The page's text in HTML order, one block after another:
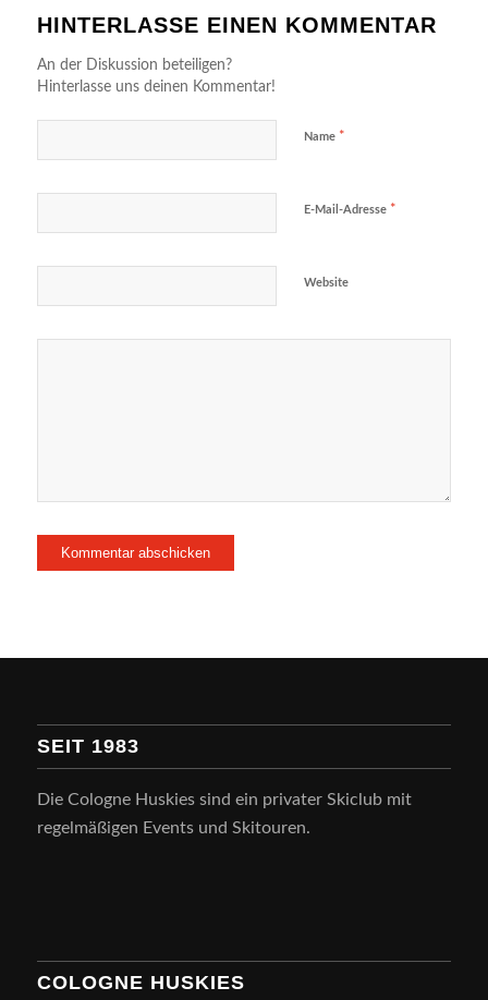
HINTERLASSE EINEN KOMMENTAR
An der Diskussion beteiligen?
Hinterlasse uns deinen Kommentar!
Name *
E-Mail-Adresse *
Website
SEIT 1983
Die Cologne Huskies sind ein privater Skiclub mit
regelmäßigen Events und Skitouren.
COLOGNE HUSKIES